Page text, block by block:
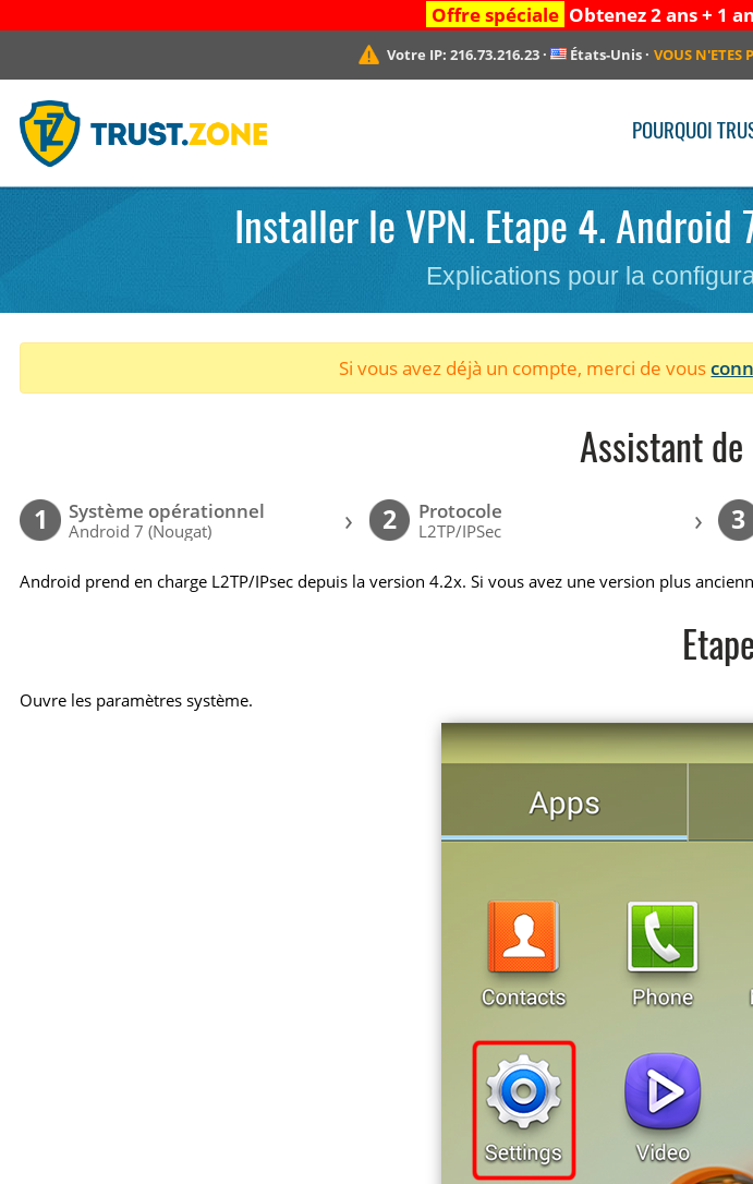
Offre spéciale Obtenez 2 ans + 1
Votre IP:216.73.216.23 · États-Unis · VOUS N'ETES
POURQUOI
Installer le VPN. Etape 4. Android
Explications pour la
Si vous avez déjà un compte, merci de vous
Assistant de
1 Système opérationnel
Android 7 (Nougat) › 2 Protocole
L2TP/IPSec › 3
Android prend en charge L2TP/IPsec depuis la version 4.2x. Si vous avez une version plus
Ouvre les paramètres système.